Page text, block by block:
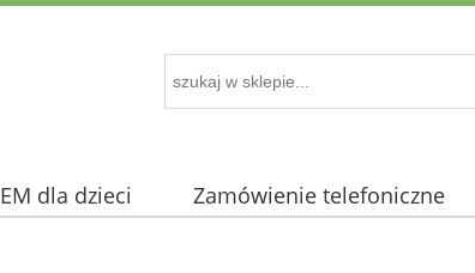
EM dla dzieci Zamówienie telefoniczne